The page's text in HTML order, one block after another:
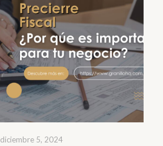
diciembre 5, 2024